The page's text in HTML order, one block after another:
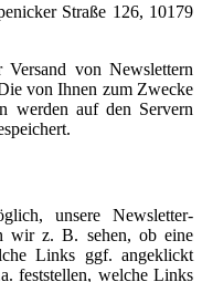
Straße 126, 10179
von Newslettern
von Ihnen zum Zwecke
werden auf den Servern
unsere Newsletter-
wir z. B. sehen, ob eine
Links ggf. angeklickt
feststellen, welche Links